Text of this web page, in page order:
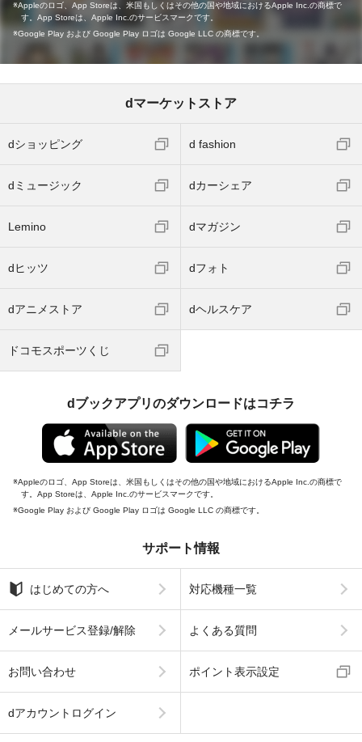
Appleのロゴ、App Storeは、米国もしくはその他の国や地域におけるApple Inc.の商標で
す。App Storeは、Apple Inc.のサービスマークです。
Google Play および Google Play ロゴは Google LLC の商標です。
dマーケットストア
dショッピング d fashion
dミュージック dカーシェア
Lemino dマガジン
dヒッツ dフォト
dアニメストア dヘルスケア
ドコモスポーツくじ
dブックアプリのダウンロードはコチラ
Appleのロゴ、App Storeは、米国もしくはその他の国や地域におけるApple Inc.の商標で
す。App Storeは、Apple Inc.のサービスマークです。
Google Play および Google Play ロゴは Google LLC の商標です。
サポート情報
はじめての方へ 対応機種一覧
メールサービス登録/解除 よくある質問
お問い合わせ ポイント表示設定
dアカウントログイン